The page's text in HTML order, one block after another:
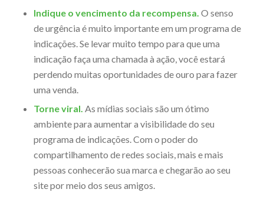
Indique o vencimento da recompensa. O senso
de urgência é muito importante em um programa de
indicações. Se levar muito tempo para que uma
indicação faça uma chamada à ação, você estará
perdendo muitas oportunidades de ouro para fazer
uma venda.
Torne viral. As mídias sociais são um ótimo
ambiente para aumentar a visibilidade do seu
programa de indicações. Com o poder do
compartilhamento de redes sociais, mais e mais
pessoas conhecerão sua marca e chegarão ao seu
site por meio dos seus amigos.